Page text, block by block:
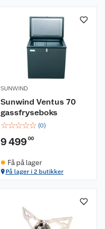
SUNWIND
Sunwind Ventus 70
gassfryseboks
☆☆☆☆☆ (0)
9 49900
Få på lager
På lager i 2 butikker